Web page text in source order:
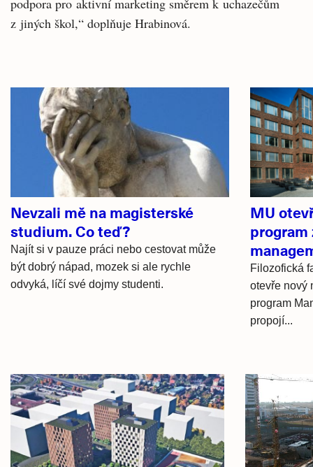
podpora pro aktivní marketing směrem k uchazečům
z jiných škol,“ doplňuje Hrabinová.
Související
články
Nevzali mě na magisterské
studium. Co teď?
Najít si v pauze práci nebo cestovat může
být dobrý nápad, mozek si ale rychle
odvyká, líčí své dojmy studenti.
MU
program
Filozofická
otevře nový
program
propojí...
Hlavní
novinky